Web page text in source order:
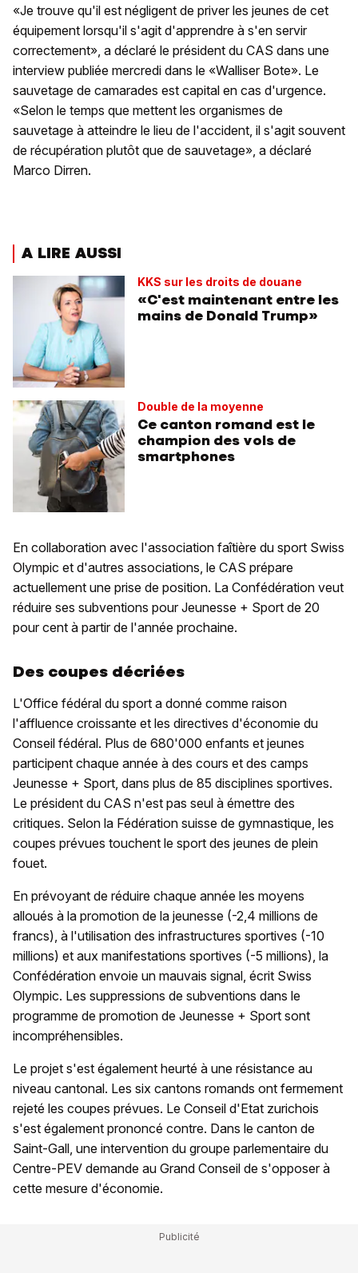
«Je trouve qu'il est négligent de priver les jeunes de cet
équipement lorsqu'il s'agit d'apprendre à s'en servir
correctement», a déclaré le président du CAS dans une
interview publiée mercredi dans le «Walliser Bote». Le
sauvetage de camarades est capital en cas d'urgence.
«Selon le temps que mettent les organismes de
sauvetage à atteindre le lieu de l'accident, il s'agit souvent
de récupération plutôt que de sauvetage», a déclaré
Marco Dirren.
A LIRE AUSSI
KKS sur les droits de douane
«C'est maintenant entre les
mains de Donald Trump»
Double de la moyenne
Ce canton romand est le
champion des vols de
smartphones
En collaboration avec l'association faîtière du sport Swiss
Olympic et d'autres associations, le CAS prépare
actuellement une prise de position. La Confédération veut
réduire ses subventions pour Jeunesse + Sport de 20
pour cent à partir de l'année prochaine.
Des coupes décriées
L'Office fédéral du sport a donné comme raison
l'affluence croissante et les directives d'économie du
Conseil fédéral. Plus de 680'000 enfants et jeunes
participent chaque année à des cours et des camps
Jeunesse + Sport, dans plus de 85 disciplines sportives.
Le président du CAS n'est pas seul à émettre des
critiques. Selon la Fédération suisse de gymnastique, les
coupes prévues touchent le sport des jeunes de plein
fouet.
En prévoyant de réduire chaque année les moyens
alloués à la promotion de la jeunesse (-2,4 millions de
francs), à l'utilisation des infrastructures sportives (-10
millions) et aux manifestations sportives (-5 millions), la
Confédération envoie un mauvais signal, écrit Swiss
Olympic. Les suppressions de subventions dans le
programme de promotion de Jeunesse + Sport sont
incompréhensibles.
Le projet s'est également heurté à une résistance au
niveau cantonal. Les six cantons romands ont fermement
rejeté les coupes prévues. Le Conseil d'Etat zurichois
s'est également prononcé contre. Dans le canton de
Saint-Gall, une intervention du groupe parlementaire du
Centre-PEV demande au Grand Conseil de s'opposer à
cette mesure d'économie.